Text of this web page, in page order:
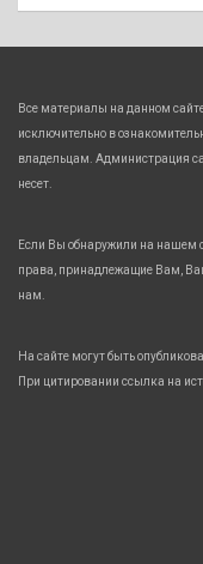
Все материалы на данном
исключительно в
владельцам. Администрация
несет.
Если Вы обнаружили на нашем
права, принадлежащие Вам,
нам.
На сайте могут быть
При цитировании ссылка на